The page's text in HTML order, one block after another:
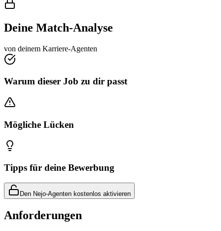
Deine Match-Analyse
von deinem Karriere-Agenten
Warum dieser Job zu dir passt
Mögliche Lücken
Tipps für deine Bewerbung
Den Nejo-Agenten kostenlos aktivieren
Anforderungen